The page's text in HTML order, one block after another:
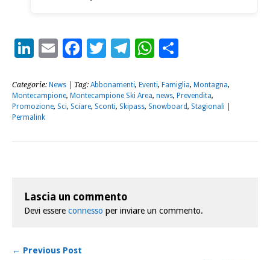
LinkedIn
EmailFacebook
Twitter
Telegram
WhatsApp
Categorie: News | Tag: Abbonamenti, Eventi, Famiglia, Montagna,
Montecampione, Montecampione Ski Area, news, Prevendita,
Promozione, Sci, Sciare, Sconti, Skipass, Snowboard, Stagionali
Permalink
Lascia un commento
Devi essere connesso per inviare un commento.
← Previous Post